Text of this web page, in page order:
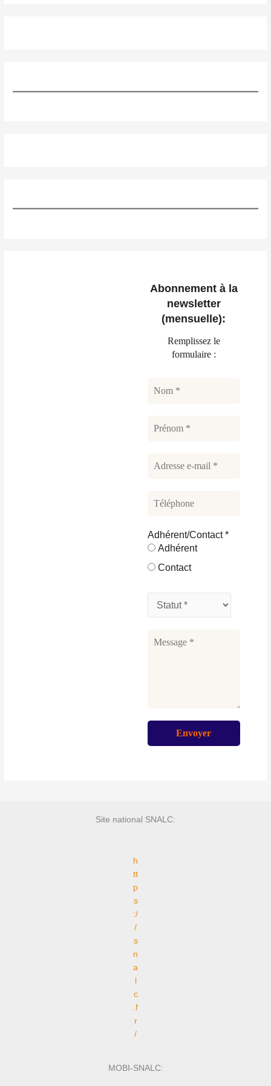
Abonnement à la
newsletter
(mensuelle):
Remplissez le
formulaire :
Adhérent/Contact*
Adhérent
Contact
Site national SNALC:
h
tt
p
s
:/
/
s
n
a
c
.f
r
/
MOBI-SNALC: